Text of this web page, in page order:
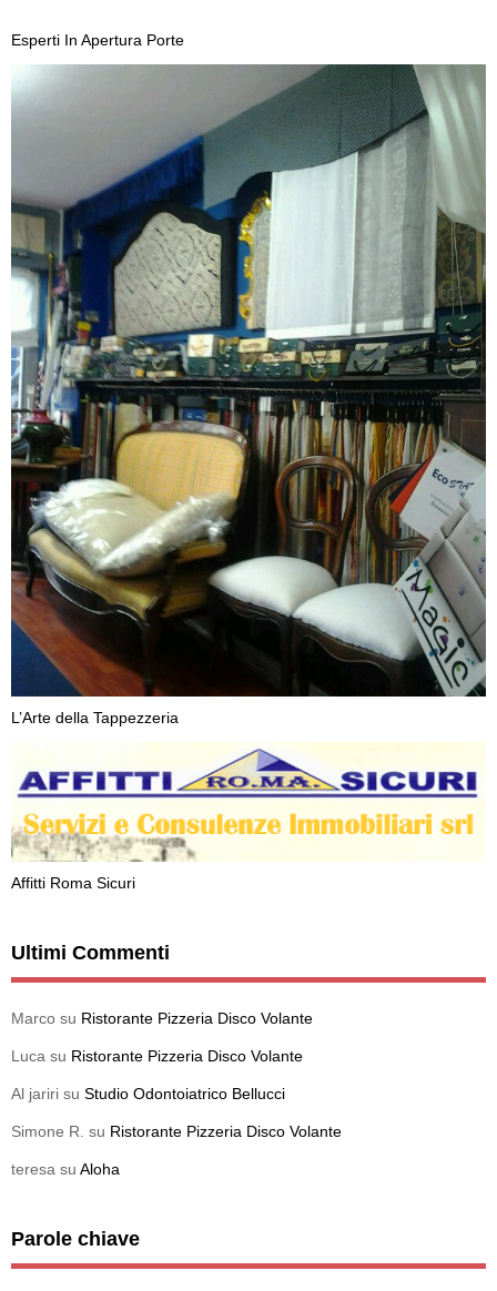
Esperti In Apertura Porte
L’Arte della Tappezzeria
Affitti Roma Sicuri
Ultimi Commenti
Marco su Ristorante Pizzeria Disco Volante
Luca su Ristorante Pizzeria Disco Volante
Al jariri su Studio Odontoiatrico Bellucci
Simone R. su Ristorante Pizzeria Disco Volante
teresa su Aloha
Parole chiave